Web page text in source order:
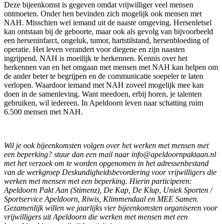
Deze bijeenkomst is gegeven omdat vrijwilliger veel mensen
ontmoeten. Onder hen bevinden zich mogelijk ook mensen met
NAH. Misschien wel iemand uit de naaste omgeving. Hersenletsel
kan ontstaan bij de geboorte, maar ook als gevolg van bijvoorbeeld
een herseninfarct, ongeluk, tumor, hartstilstand, hersenbloeding of
operatie. Het leven verandert voor diegene en zijn naasten
ingrijpend. NAH is moeilijk te herkennen. Kennis over het
herkennen van en het omgaan met mensen met NAH kan helpen om
de ander beter te begrijpen en de communicatie soepeler te laten
verlopen. Waardoor iemand met NAH zoveel mogelijk mee kan
doen in de samenleving. Want meedoen, erbij horen, je talenten
gebruiken, wil iedereen. In Apeldoorn leven naar schatting ruim
6.500 mensen met NAH.
Wil je ook bijeenkomsten volgen over het werken met mensen met
een beperking? stuur dan een mail naar info@apeldoornpaktaan.nl
met het verzoek om te worden opgenomen in het adressenbestand
van de werkgroep Deskundigheidsbevordering voor vrijwilligers die
werken met mensen met een beperking. Hierin participeren:
Apeldoorn Pakt Aan (Stimenz), De Kap, De Klup, Uniek Sporten /
Sportservice Apeldoorn, Riwis, Klimmendaal en MEE Samen.
Gezamenlijk willen we jaarlijks vier bijeenkomsten organiseren voor
vrijwilligers uit Apeldoorn die werken met mensen met een